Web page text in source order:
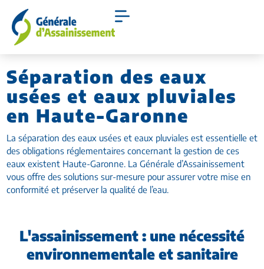
Séparation des eaux
usées et eaux pluviales
en Haute-Garonne
La séparation des eaux usées et eaux pluviales est essentielle et
des obligations réglementaires concernant la gestion de ces
eaux existent Haute-Garonne. La Générale d’Assainissement
vous offre des solutions sur-mesure pour assurer votre mise en
conformité et préserver la qualité de l’eau.
L'assainissement : une nécessité
environnementale et sanitaire